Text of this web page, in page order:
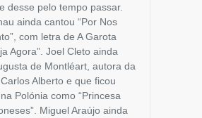
desse pelo tempo passar.
ainda cantou “Por Nos
com letra de A Garota
Agora”. Joel Cleto ainda
de Montléart, autora da
Alberto e que ficou
Polónia como “Princesa
Miguel Araújo ainda